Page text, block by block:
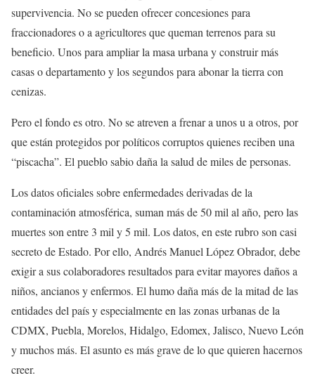
supervivencia. No se pueden ofrecer concesiones para
fraccionadores o a agricultores que queman terrenos para su
beneficio. Unos para ampliar la masa urbana y construir más
casas o departamento y los segundos para abonar la tierra con
cenizas.
Pero el fondo es otro. No se atreven a frenar a unos u a otros, por
que están protegidos por políticos corruptos quienes reciben una
“piscacha”. El pueblo sabio daña la salud de miles de personas.
Los datos oficiales sobre enfermedades derivadas de la
contaminación atmosférica, suman más de 50 mil al año, pero las
muertes son entre 3 mil y 5 mil. Los datos, en este rubro son casi
secreto de Estado. Por ello, Andrés Manuel López Obrador, debe
exigir a sus colaboradores resultados para evitar mayores daños a
niños, ancianos y enfermos. El humo daña más de la mitad de las
entidades del país y especialmente en las zonas urbanas de la
CDMX, Puebla, Morelos, Hidalgo, Edomex, Jalisco, Nuevo León
y muchos más. El asunto es más grave de lo que quieren hacernos
creer.